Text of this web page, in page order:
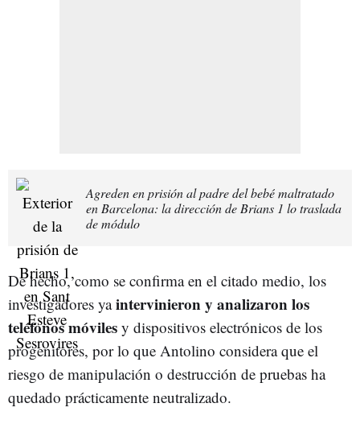
Agreden en prisión al padre del bebé maltratado
en Barcelona: la dirección de Brians 1 lo traslada
de módulo
De hecho, como se confirma en el citado medio, los
investigadores yaintervinieron y analizaron los
teléfonos móviles y dispositivos electrónicos de los
progenitores, por lo que Antolino considera que el
riesgo de manipulación o destrucción de pruebas ha
quedado prácticamente neutralizado.